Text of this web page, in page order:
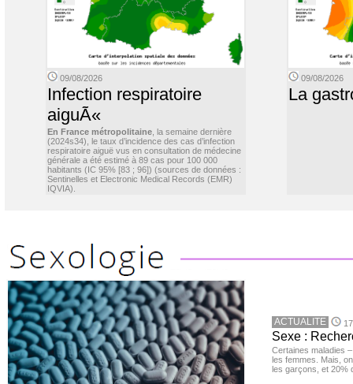
09/08/2026
Infection respiratoire
aiguÃ«
En France métropolitaine , la semaine dernière
(2024s34), le taux d’incidence des cas d’infection
respiratoire aiguë vus en consultation de médecine
générale a été estimé à 89 cas pour 100 000
habitants (IC 95% [83 ; 96]) (sources de données :
Sentinelles et Electronic Medical Records (EMR)
IQVIA).
09/08/2026
La
ACTUALITE
Sexe :
Certaines maladies
les femmes. Mais,
les garçons, et 20%